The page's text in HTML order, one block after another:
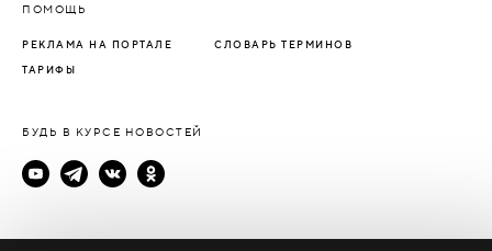
ПОМОЩЬ
РЕКЛАМА НА ПОРТАЛЕ СЛОВАРЬ ТЕРМИНОВ
ТАРИФЫ
БУДЬ В КУРСЕ НОВОСТЕЙ